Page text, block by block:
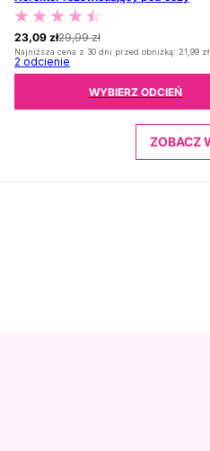
29,99 zł
23,09 zł
Najniższa cena z 30 dni przed obniżką: 21,99 zł
2 odcienie
WYBIERZ ODCIEŃ
ZOBACZ